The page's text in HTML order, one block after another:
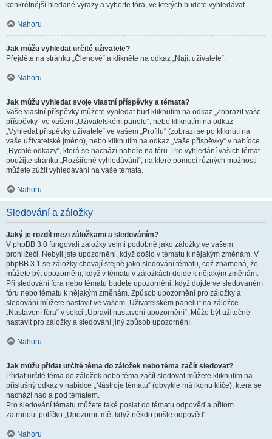
konkrétnější hledané výrazy a vyberte fóra, ve kterých budete vyhledávat.
Nahoru
Jak můžu vyhledat určité uživatele?
Přejděte na stránku „Členové“ a klikněte na odkaz „Najít uživatele“.
Nahoru
Jak můžu vyhledat svoje vlastní příspěvky a témata?
Vaše vlastní příspěvky můžete vyhledat buď kliknutím na odkaz „Zobrazit vaše
příspěvky“ ve vašem „Uživatelském panelu“, nebo kliknutím na odkaz
„Vyhledat příspěvky uživatele“ ve vašem „Profilu“ (zobrazí se po kliknutí na
vaše uživatelské jméno), nebo kliknutím na odkaz „Vaše příspěvky“ v nabídce
„Rychlé odkazy“, která se nachází nahoře na fóru. Pro vyhledání vašich témat
použijte stránku „Rozšířené vyhledávání“, na které pomocí různých možnosti
můžete zúžit vyhledávání na vaše témata.
Nahoru
Sledování a záložky
Jaký je rozdíl mezi záložkami a sledováním?
V phpBB 3.0 fungovali záložky velmi podobně jako záložky ve vašem
prohlížeči. Nebyli jste upozorněni, když došlo v tématu k nějakým změnám. V
phpBB 3.1 se záložky chovají stejně jako sledování tématu, což znamená, že
můžete být upozorněni, když v tématu v záložkách dojde k nějakým změnám.
Při sledování fóra nebo tématu budete upozorněni, když dojde ve sledovaném
fóru nebo tématu k nějakým změnám. Způsob upozornění pro záložky a
sledování můžete nastavit ve vašem „Uživatelském panelu“ na záložce
„Nastavení fóra“ v sekci „Upravit nastavení upozornění“. Může být užitečné
nastavit pro záložky a sledování jiný způsob upozornění.
Nahoru
Jak můžu přidat určité téma do záložek nebo téma začít sledovat?
Přidat určité téma do záložek nebo téma začít sledovat můžete kliknutím na
příslušný odkaz v nabídce „Nástroje tématu“ (obvykle má ikonu klíče), která se
nachází nad a pod tématem.
Pro sledování tématu můžete také poslat do tématu odpověď a přitom
zatrhnout políčko „Upozornit mě, když někdo pošle odpověď“.
Nahoru